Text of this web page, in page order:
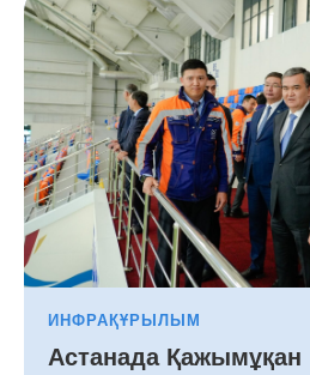
ИНФРАҚҰРЫЛЫМ
Астанада Қажымұқан